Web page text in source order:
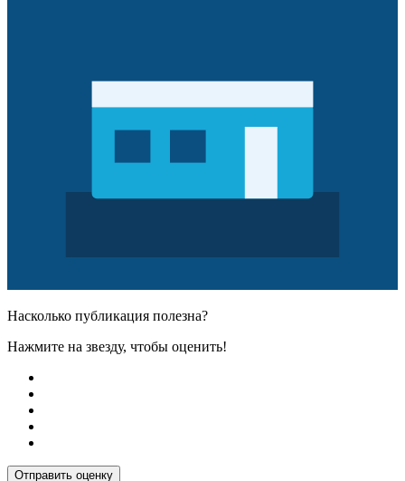
Насколько публикация полезна?
Нажмите на звезду, чтобы оценить!
Отправить оценку